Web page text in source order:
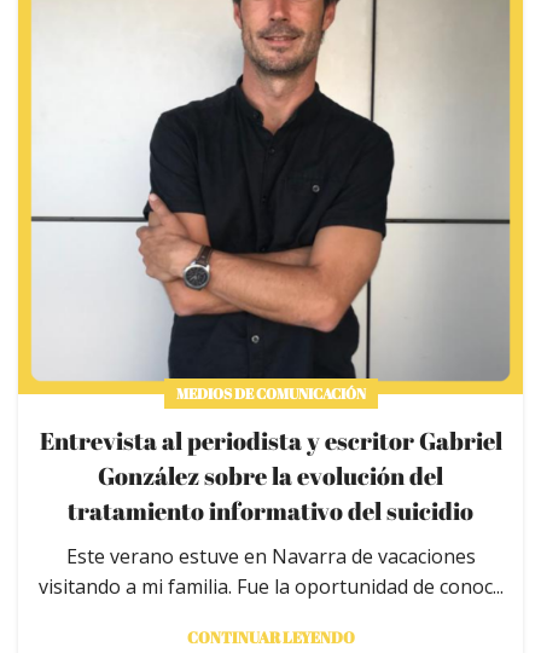
MEDIOS DE COMUNICACIÓN
Entrevista al periodista y escritor Gabriel
González sobre la evolución del
tratamiento informativo del suicidio
Este verano estuve en Navarra de vacaciones
visitando a mi familia. Fue la oportunidad de conoc...
CONTINUAR LEYENDO